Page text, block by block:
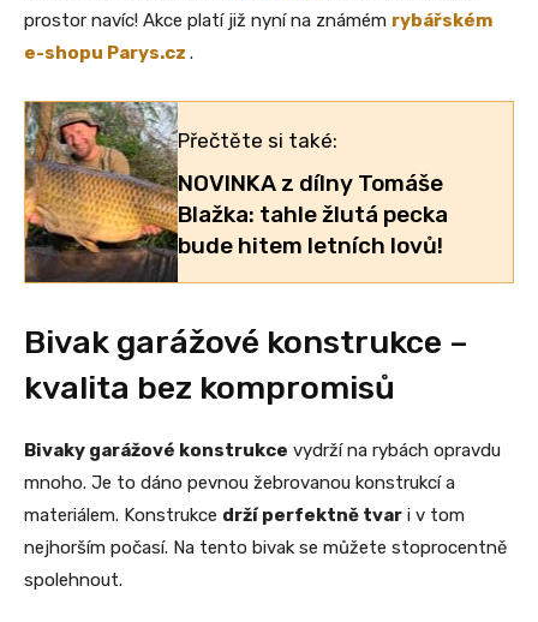
prostor navíc! Akce platí již nyní na známém rybářském
e-shopu Parys.cz .
Přečtěte si také:
NOVINKA z dílny Tomáše
Blažka: tahle žlutá pecka
bude hitem letních lovů!
Bivak garážové konstrukce –
kvalita bez kompromisů
Bivaky garážové konstrukce vydrží na rybách opravdu
mnoho. Je to dáno pevnou žebrovanou konstrukcí a
materiálem. Konstrukce drží perfektně tvar i v tom
nejhorším počasí. Na tento bivak se můžete stoprocentně
spolehnout.